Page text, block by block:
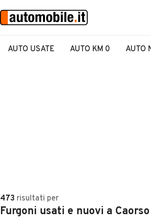
AUTO USATE AUTO KM 0 AUTO
473 risultati per
Furgoni usati e nuovi a Caorso